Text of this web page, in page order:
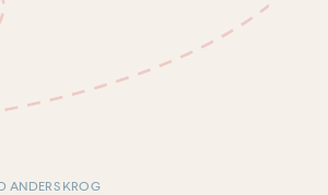
ANDERS KROG